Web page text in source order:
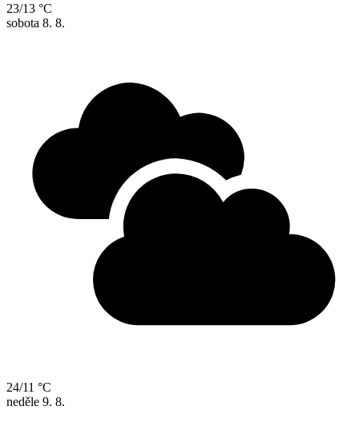
23/13 °C
sobota 8. 8.
24/11 °C
neděle 9. 8.